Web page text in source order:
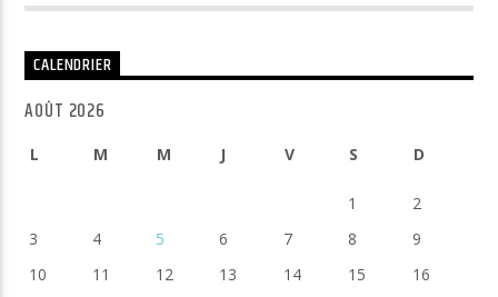
CALENDRIER
AOÛT 2026
L M M J V S D
1
2
3
4 5 6 7 8
9
10
11 12 13 14 15
16